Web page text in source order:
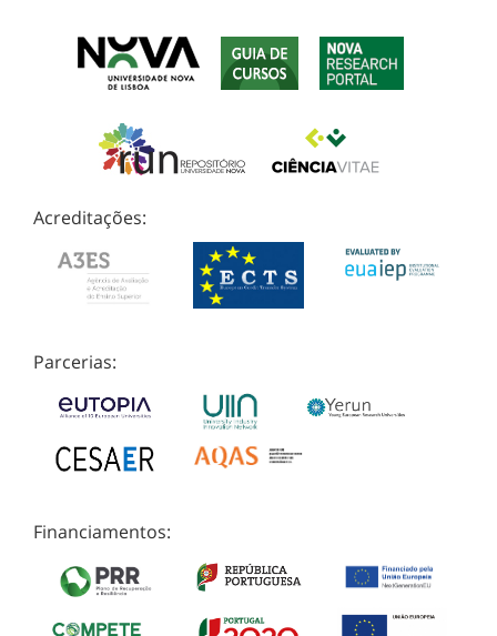
Acreditações:
Parcerias:
Financiamentos: